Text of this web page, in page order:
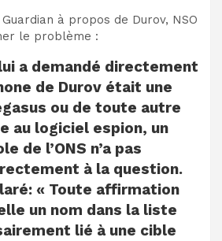
à propos de Durov, NSO
le problème :
a demandé directement
de Durov était une
ou de toute autre
au logiciel espion, un
de l’ONS n’a pas
à la question.
« Toute affirmation
un nom dans la liste
lié à une cible